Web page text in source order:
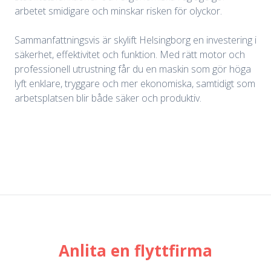
arbetet smidigare och minskar risken för olyckor.
Sammanfattningsvis är skylift Helsingborg en investering i
säkerhet, effektivitet och funktion. Med rätt motor och
professionell utrustning får du en maskin som gör höga
lyft enklare, tryggare och mer ekonomiska, samtidigt som
arbetsplatsen blir både säker och produktiv.
Anlita en flyttfirma